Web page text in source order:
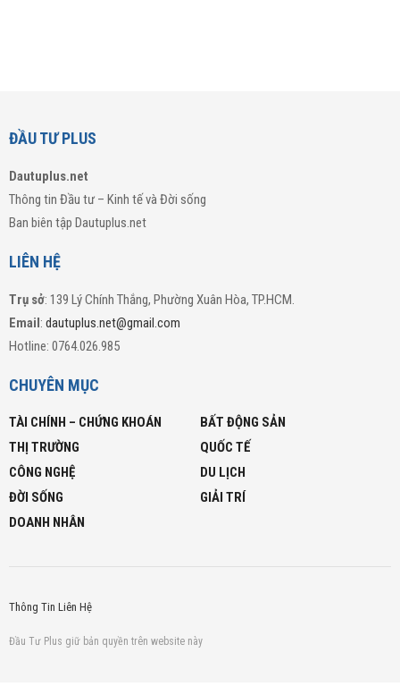
ĐẦU TƯ PLUS
Dautuplus.net
Thông tin Đầu tư – Kinh tế và Đời sống
Ban biên tập Dautuplus.net
LIÊN HỆ
Trụ sở: 139 Lý Chính Thắng, Phường Xuân Hòa, TP.HCM.
Email: dautuplus.net@gmail.com
Hotline: 0764.026.985
CHUYÊN MỤC
TÀI CHÍNH – CHỨNG KHOÁN
BẤT ĐỘNG SẢN
THỊ TRƯỜNG
QUỐC TẾ
CÔNG NGHỆ
DU LỊCH
ĐỜI SỐNG
GIẢI TRÍ
DOANH NHÂN
Thông Tin Liên Hệ
Đầu Tư Plus giữ bản quyền trên website này